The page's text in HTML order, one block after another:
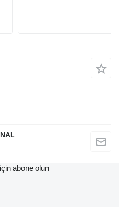
abone olun